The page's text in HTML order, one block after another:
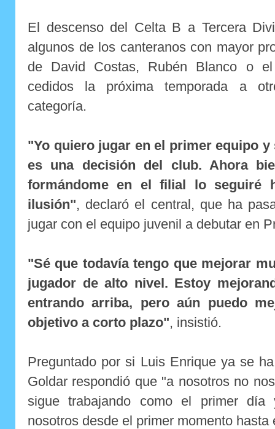
El descenso del Celta B a Tercera
algunos de los canteranos con mayor
de David Costas, Rubén Blanco o el
cedidos la próxima temporada a
categoría.
"Yo quiero jugar en el primer equipo
es una decisión del club. Ahora
formándome en el filial lo seguiré
ilusión", declaró el central, que ha
jugar con el equipo juvenil a debutar en
"Sé que todavía tengo que mejorar
jugador de alto nivel. Estoy
entrando arriba, pero aún puedo
objetivo a corto plazo", insistió.
Preguntado por si Luis Enrique ya se
Goldar respondió que "a nosotros no
sigue trabajando como el primer
nosotros desde el primer momento hasta